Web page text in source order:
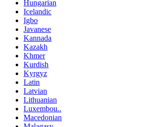
Hungarian
Icelandic
Igbo
Javanese
Kannada
Kazakh
Khmer
Kurdish
Kyrgyz
Latin
Latvian
Lithuanian
Luxembou..
Macedonian